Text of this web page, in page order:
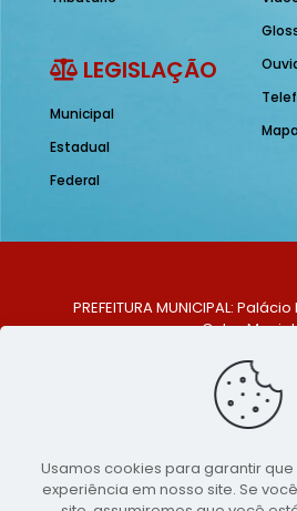
LEGISLAÇÃO
Municipal
Estadual
Federal
PREFEITURA MUNICIPAL:
Celso Maciel
Centro, São Bento do Una - PE.
TELEFONE: (81)
E-MAIL:
Copyright 2021-2026 -
Usamos cookies para garantir
experiência em nosso site. Se